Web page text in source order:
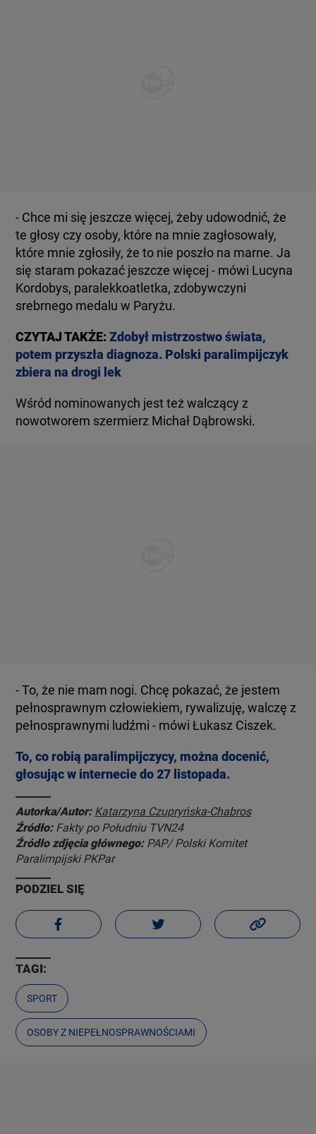
- Chce mi się jeszcze więcej, żeby udowodnić, że
te głosy czy osoby, które na mnie zagłosowały,
które mnie zgłosiły, że to nie poszło na marne. Ja
się staram pokazać jeszcze więcej - mówi Lucyna
Kordobys, paralekkoatletka, zdobywczyni
srebrnego medalu w Paryżu.
CZYTAJ TAKŻE:Zdobył mistrzostwo świata,
potem przyszła diagnoza. Polski paralimpijczyk
zbiera na drogi lek
Wśród nominowanych jest też walczący z
nowotworem szermierz Michał Dąbrowski.
- To, że nie mam nogi. Chcę pokazać, że jestem
pełnosprawnym człowiekiem, rywalizuję, walczę z
pełnosprawnymi ludźmi - mówi Łukasz Ciszek.
To, co robią paralimpijczycy, można docenić,
głosując w internecie do 27 listopada.
Autorka/Autor: Katarzyna Czupryńska-Chabros
Źródło: Fakty po Południu TVN24
Źródło zdjęcia głównego: PAP/ Polski Komitet
Paralimpijski PKPar
PODZIEL SIĘ
TAGI:
SPORT
OSOBY Z NIEPEŁNOSPRAWNOŚCIAMI